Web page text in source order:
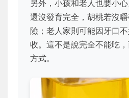
另外，小孩和老人也要小
還沒發育完全，胡桃若沒
險；老人家則可能因牙口
收。這不是說完全不能吃
方式。